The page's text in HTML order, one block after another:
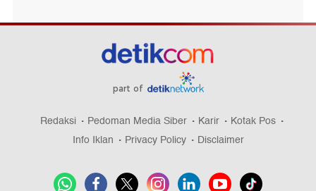
part of
Redaksi Pedoman Media Siber Karir
Kotak Pos
Info Iklan
Privacy Policy Disclaimer